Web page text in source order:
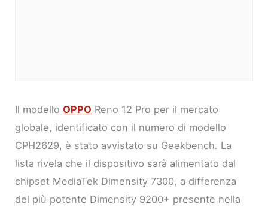
Il modelloOPPO Reno 12 Pro per il mercato
globale, identificato con il numero di modello
CPH2629, è stato avvistato su Geekbench. La
lista rivela che il dispositivo sarà alimentato dal
chipset MediaTek Dimensity 7300, a differenza
del più potente Dimensity 9200+ presente nella